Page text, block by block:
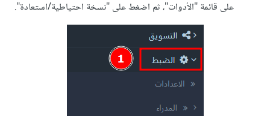
على قائمة "الأدوات"، ثم اضغط على "نسخة احتياطية/استعادة".